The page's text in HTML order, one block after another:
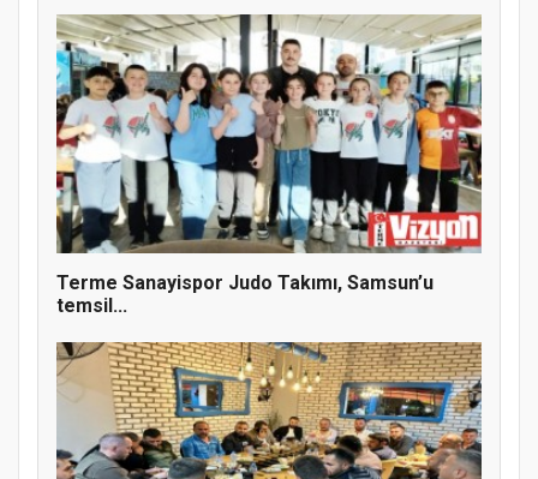
Terme Sanayispor Judo Takımı, Samsun’u
temsil...